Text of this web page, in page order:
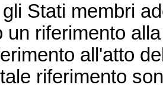
Stati membri
un riferimento
all'atto
riferimento